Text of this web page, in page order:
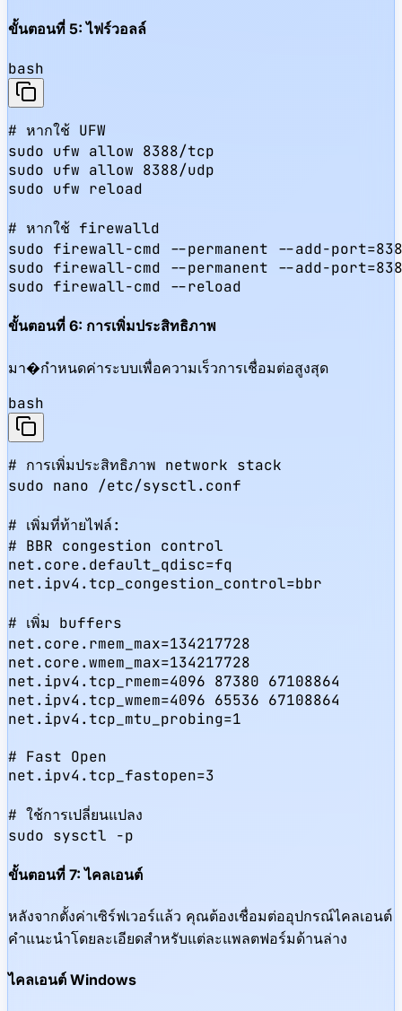
ขั้นตอนที่ 5: ไฟร์วอลล์
bash
# หากใช้ UFW
sudo ufw allow 8388/tcp
sudo ufw allow 8388/udp
sudo ufw reload
# หากใช้ firewalld
sudo firewall-cmd --permanent --add-
sudo firewall-cmd --permanent --add-
sudo firewall-cmd --reload
ขั้นตอนที่ 6: การเพิ่มประสิทธิภาพ
มา�กำหนดค่าระบบเพื่อความเร็วการเชื่อมต่อสูงสุด
bash
# การเพิ่มประสิทธิภาพ network stack
sudo nano /etc/sysctl.conf
# เพิ่มที่ท้ายไฟล์:
# BBR congestion control
net.core.default_qdisc=fq
net.ipv4.tcp_congestion_control=bbr
# เพิ่ม buffers
net.core.rmem_max=134217728
net.core.wmem_max=134217728
net.ipv4.tcp_rmem=4096 87380 67108864
net.ipv4.tcp_wmem=4096 65536 67108864
net.ipv4.tcp_mtu_probing=1
# Fast Open
net.ipv4.tcp_fastopen=3
# ใช้การเปลี่ยนแปลง
sudo sysctl -p
ขั้นตอนที่ 7: ไคลเอนต์
หลังจากตั้งค่าเซิร์ฟเวอร์แล้ว คุณต้องเชื่อมต่ออุปกรณ์ไคลเอนต์
คำแนะนำโดยละเอียดสำหรับแต่ละแพลตฟอร์มด้านล่าง
ไคลเอนต์ Windows